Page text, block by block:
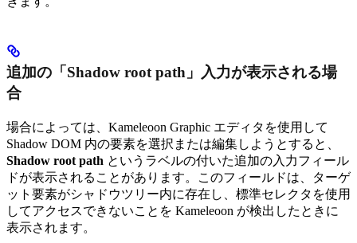
追加の「Shadow root path」入力が表示される場
合
場合によっては、Kameleoon Graphic エディタを使用して
Shadow DOM 内の要素を選択または編集しようとすると、
Shadow root path というラベルの付いた追加の入力フィール
ドが表示されることがあります。このフィールドは、ターゲ
ット要素がシャドウツリー内に存在し、標準セレクタを使用
してアクセスできないことを Kameleoon が検出したときに
表示されます。